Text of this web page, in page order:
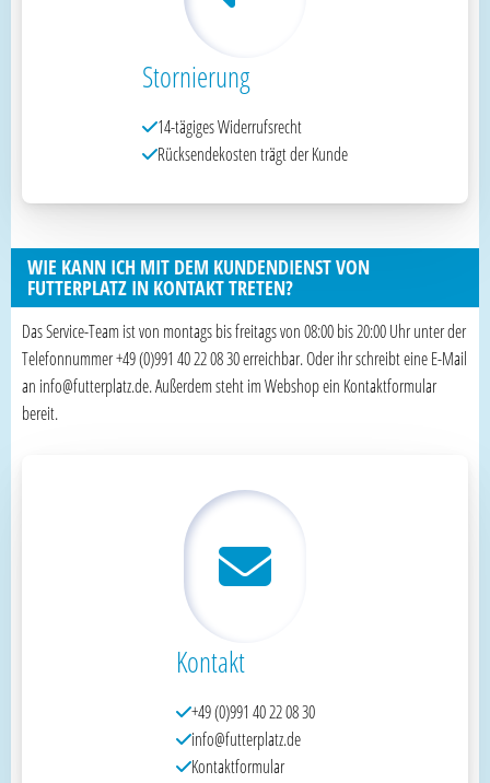
Stornierung
14-tägiges Widerrufsrecht
Rücksendekosten trägt der Kunde
WIE KANN ICH MIT DEM KUNDENDIENST VON
FUTTERPLATZ IN KONTAKT TRETEN?
Das Service-Team ist von montags bis freitags von 08:00 bis 20:00 Uhr unter der
Telefonnummer +49 (0)991 40 22 08 30 erreichbar. Oder ihr schreibt eine E-Mail
an info@futterplatz.de. Außerdem steht im Webshop ein Kontaktformular
bereit.
Kontakt
+49 (0)991 40 22 08 30
info@futterplatz.de
Kontaktformular